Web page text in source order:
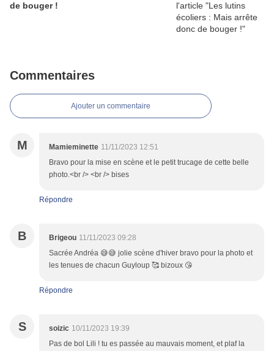
de bouger !
Commentaires
Ajouter un commentaire
M Mamieminette 11/11/2023 12:51
Bravo pour la mise en scène et le petit trucage de cette belle
photo.<br /> <br /> bises
Répondre
B Brigeou 11/11/2023 09:28
Sacrée Andréa 😅😅 jolie scène d'hiver bravo pour la photo et
les tenues de chacun Guyloup 🥰 bizoux 😘
Répondre
S soizic 10/11/2023 19:39
Pas de bol Lili ! tu es passée au mauvais moment, et plaf la